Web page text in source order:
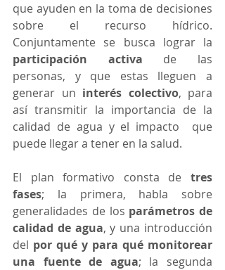
que ayuden en la toma de decisiones
sobre el recurso hídrico.
participación activa de las
personas, y que estas lleguen a
generar un interés colectivo, para
así transmitir la importancia de la
calidad de agua y el impacto  que
puede llegar a tener en la salud.
El plan formativo consta de tres
fases; la primera, habla sobre
generalidades de los parámetros de
calidad de agua, y una introducción
del por qué y para qué monitorear
una fuente de agua; la segunda